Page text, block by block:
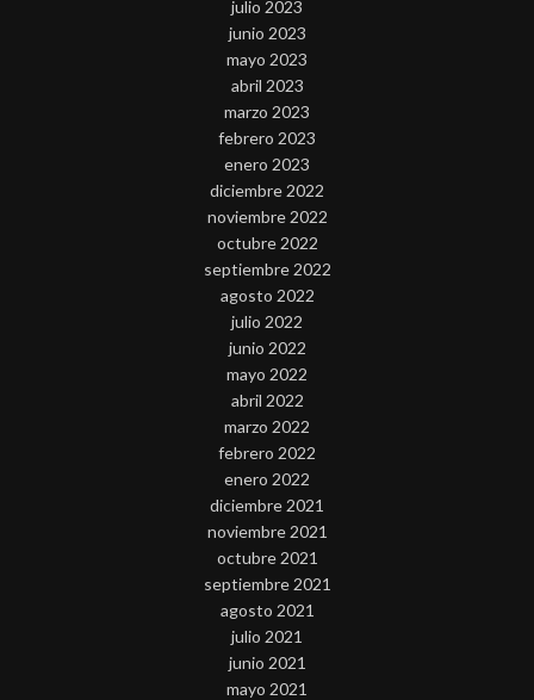
julio 2023
junio 2023
mayo 2023
abril 2023
marzo 2023
febrero 2023
enero 2023
diciembre 2022
noviembre 2022
octubre 2022
septiembre 2022
agosto 2022
julio 2022
junio 2022
mayo 2022
abril 2022
marzo 2022
febrero 2022
enero 2022
diciembre 2021
noviembre 2021
octubre 2021
septiembre 2021
agosto 2021
julio 2021
junio 2021
mayo 2021